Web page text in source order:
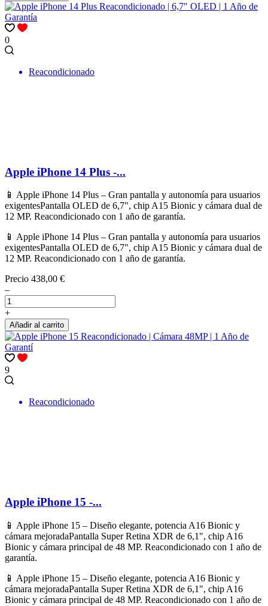
0
Reacondicionado
Apple iPhone 14 Plus -...
📱 Apple iPhone 14 Plus – Gran pantalla y autonomía para usuarios
exigentesPantalla OLED de 6,7", chip A15 Bionic y cámara dual de
12 MP. Reacondicionado con 1 año de garantía.
📱 Apple iPhone 14 Plus – Gran pantalla y autonomía para usuarios
exigentesPantalla OLED de 6,7", chip A15 Bionic y cámara dual de
12 MP. Reacondicionado con 1 año de garantía.
Precio 438,00 €
–
+
Añadir al carrito
9
Reacondicionado
Apple iPhone 15 -...
📱 Apple iPhone 15 – Diseño elegante, potencia A16 Bionic y
cámara mejoradaPantalla Super Retina XDR de 6,1", chip A16
Bionic y cámara principal de 48 MP. Reacondicionado con 1 año de
garantía.
📱 Apple iPhone 15 – Diseño elegante, potencia A16 Bionic y
cámara mejoradaPantalla Super Retina XDR de 6,1", chip A16
Bionic y cámara principal de 48 MP. Reacondicionado con 1 año de